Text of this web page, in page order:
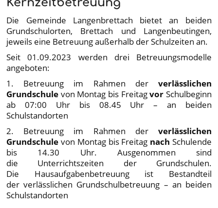
Kernzeitbetreuung
Die Gemeinde Langenbrettach bietet an beiden
Grundschulorten, Brettach und Langenbeutingen,
jeweils eine Betreuung außerhalb der Schulzeiten an.
Seit 01.09.2023 werden drei Betreuungsmodelle
angeboten:
1. Betreuung im Rahmen der verlässlichen
Grundschule von Montag bis Freitagvor Schulbeginn
ab 07:00 Uhr bis 08.45 Uhr – an beiden
Schulstandorten
2. Betreuung im Rahmen der verlässlichen
Grundschule von Montag bis Freitag nach Schulende
bis 14.30 Uhr. Ausgenommen sind
die Unterrichtszeiten der Grundschulen.
Die Hausaufgabenbetreuung ist Bestandteil
der verlässlichen Grundschulbetreuung – an beiden
Schulstandorten